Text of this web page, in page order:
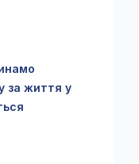
за життя у